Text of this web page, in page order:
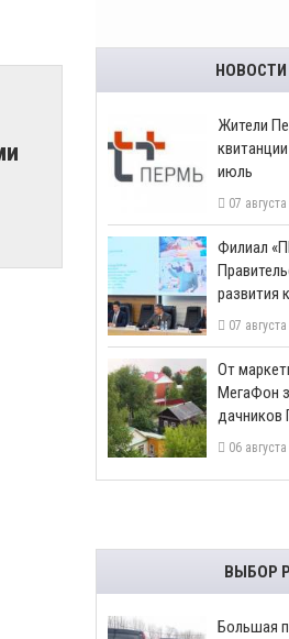
​Жители
июль
07
​Филиал
развития
07
От
МегаФон
дачников
06
ВЫБОР
Большая